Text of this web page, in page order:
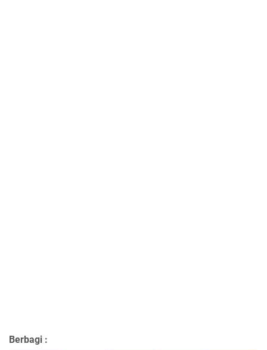
Berbagi :